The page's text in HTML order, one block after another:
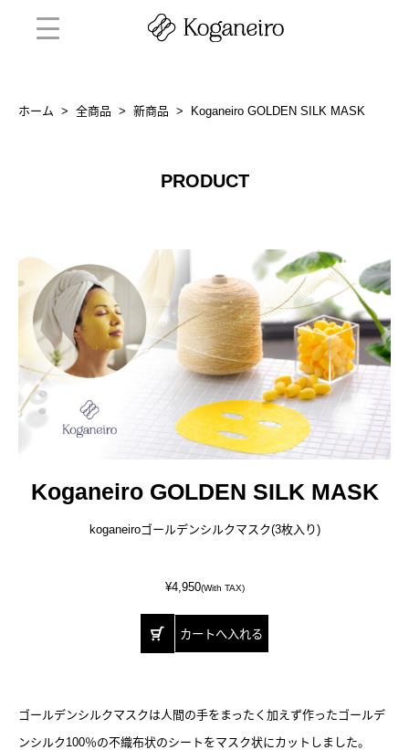
ホーム > 全商品 > 新商品 > Koganeiro GOLDEN SILK MASK
PRODUCT
Koganeiro GOLDEN SILK MASK
koganeiroゴールデンシルクマスク(3枚入り)
¥4,950(With TAX)
ゴールデンシルクマスクは人間の手をまったく加えず作ったゴールデ
ンシルク100％の不織布状のシートをマスク状にカットしました。